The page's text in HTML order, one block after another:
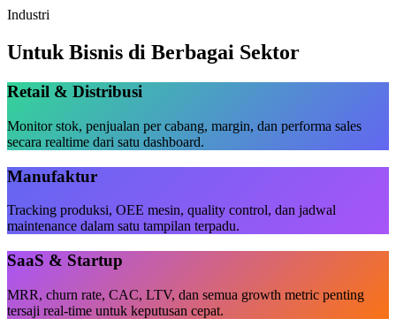
Industri
Untuk Bisnis di Berbagai Sektor
Retail & Distribusi
Monitor stok, penjualan per cabang, margin, dan performa sales
secara realtime dari satu dashboard.
Manufaktur
Tracking produksi, OEE mesin, quality control, dan jadwal
maintenance dalam satu tampilan terpadu.
SaaS & Startup
MRR, churn rate, CAC, LTV, dan semua growth metric penting
tersaji real-time untuk keputusan cepat.